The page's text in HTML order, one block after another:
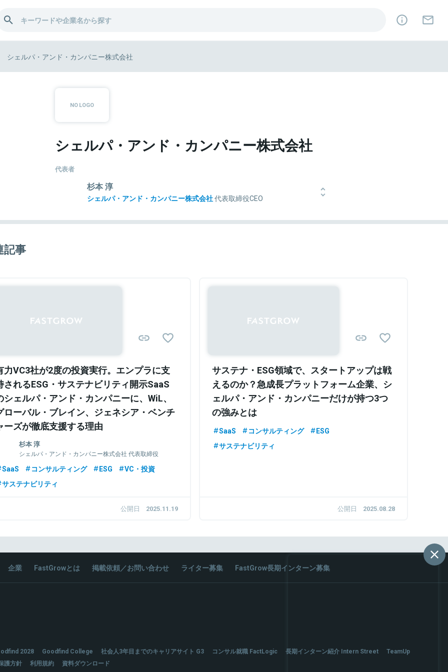
シェルパ・アンド・カンパニー株式会社
シェルパ・アンド・カンパニー株式会社
代表者
杉本 淳
シェルパ・アンド・カンパニー株式会社代表取締役CEO
の大型M&A・資金調達案件やIR・コーポレートガバナンス関連のアドバイザリー業務に
記事
力VC3社が2度の投資実行。エンプラに支
されるESG・サステナビリティ開示SaaS
シェルパ・アンド・カンパニーに、WiL、
ローバル・ブレイン、ジェネシア・ベンチ
ーズが徹底支援する理由
杉本 淳
シェルパ・アンド・カンパニー株式会社 代表取締役
SaaS コンサルティング ESG
VC・投資
サステナビリティ
公開日 2025.11.19
サステナ・ESG領域で、スタートアップは戦
えるのか？急成長プラットフォーム企業、シ
ェルパ・アンド・カンパニーだけが持つ3つ
の強みとは
SaaS コンサルティング
ESG
サステナビリティ
公開日 2025.08.28
企業 FastGrowとは 掲載依頼／お問い合わせ ライター募集 FastGrow長期インターン募集
2028 Goodfind College 社会人3年目までのキャリアサイト G3 コンサル就職 FactLogic 長期インターン紹介 Intern Street
TeamUp
護方針
利用規約 資料ダウンロード